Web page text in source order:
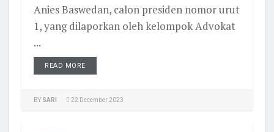
Anies Baswedan, calon presiden nomor urut
1, yang dilaporkan oleh kelompok Advokat
...
READ MORE
BY SARI 22 December 2023